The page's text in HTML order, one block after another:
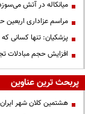
میانکاله در آتش
مراسم عزاداری اربعین
پزشکیان: تنها کسانی
افزایش حجم مبادلات تجاری
پربحث ترین عناوین
هشتمین کلان شهر